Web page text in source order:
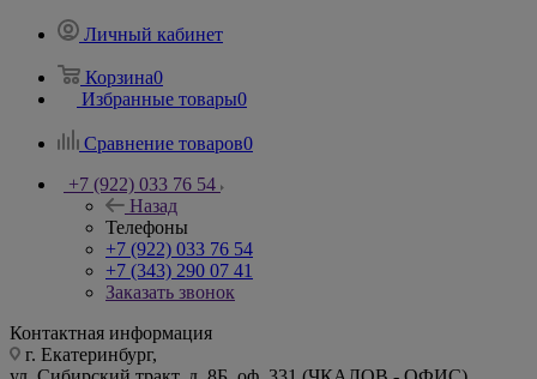
Личный кабинет
Корзина0
Избранные товары0
Сравнение товаров0
+7 (922) 033 76 54
Назад
Телефоны
+7 (922) 033 76 54
+7 (343) 290 07 41
Заказать звонок
Контактная информация
г. Екатеринбург,